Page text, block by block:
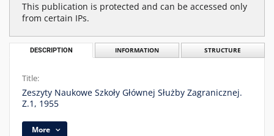
This publication is protected and can be accessed only
from certain IPs.
DESCRIPTION INFORMATION STRUCTURE
Title:
Zeszyty Naukowe Szkoły Głównej Służby Zagranicznej.
Z.1, 1955
More